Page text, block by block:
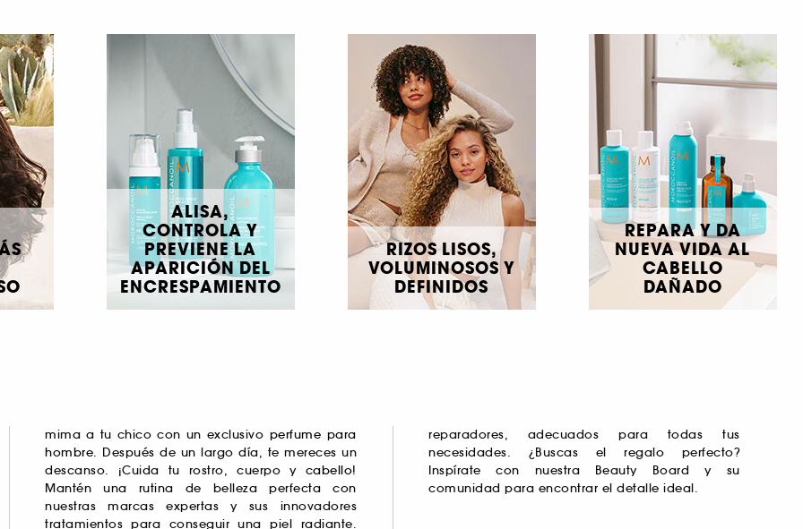
ALISA,
CONTROLA Y
PREVIENE LA
APARICIÓN DEL
ENCRESPAMIENTO
RIZOS LISOS,
VOLUMINOSOS Y
DEFINIDOS
REPARA Y DA
NUEVA VIDA AL
CABELLO
DAÑADO
mima a tu chico con un exclusivo perfume para
hombre. Después de un largo día, te mereces un
descanso. ¡Cuida tu rostro, cuerpo y cabello!
Mantén una rutina de belleza perfecta con
nuestras marcas expertas y sus innovadores
tratamientos para conseguir una piel radiante.
reparadores, adecuados para todas tus
necesidades. ¿Buscas el regalo perfecto?
Inspírate con nuestra Beauty Board y su
comunidad para encontrar el detalle ideal.